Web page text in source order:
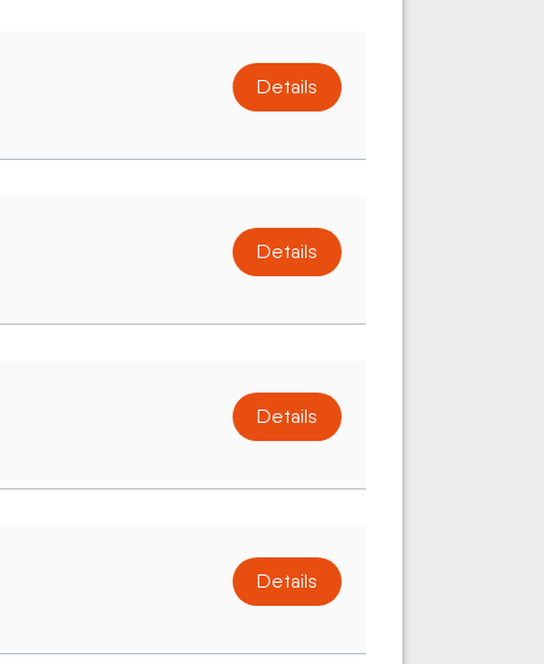
Details
Details
Details
Details